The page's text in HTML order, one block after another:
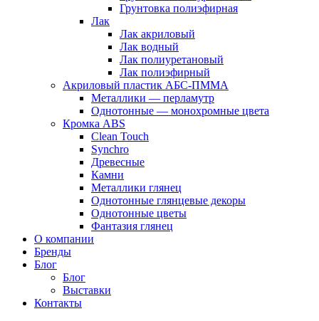
Грунтовка полиэфирная
Лак
Лак акриловый
Лак водный
Лак полиуретановый
Лак полиэфирный
Акриловый пластик АБС-ПММА
Металлики — перламутр
Однотонные — монохромные цвета
Кромка ABS
Clean Touch
Synchro
Древесные
Камни
Металлики глянец
Однотонные глянцевые декоры
Однотонные цветы
Фантазия глянец
О компании
Бренды
Блог
Блог
Выставки
Контакты